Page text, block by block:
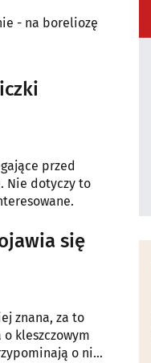
- na boreliozę
przed
Nie dotyczy to
się
znana, za to
kleszczowym
o niej